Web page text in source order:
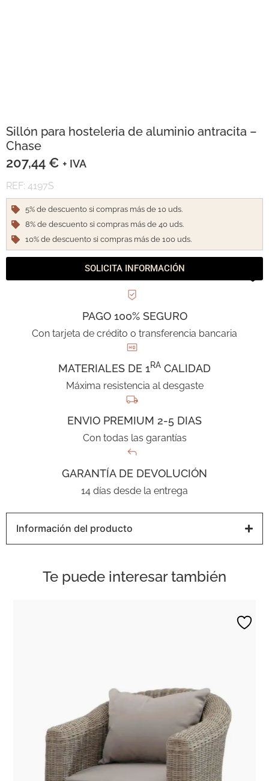
Sillón para hosteleria de aluminio antracita –
Chase
207,44 € + IVA
REF: 4197S
5% de descuento si compras más de 10 uds.
8% de descuento si compras más de 40 uds.
10% de descuento si compras más de 100 uds.
SOLICITA INFORMACIÓN
PAGO 100% SEGURO
Con tarjeta de crédito o transferencia bancaria
MATERIALES DE 1RA CALIDAD
Máxima resistencia al desgaste
ENVIO PREMIUM 2-5 DIAS
Con todas las garantías
GARANTÍA DE DEVOLUCIÓN
14 días desde la entrega
Información del producto
Te puede interesar también